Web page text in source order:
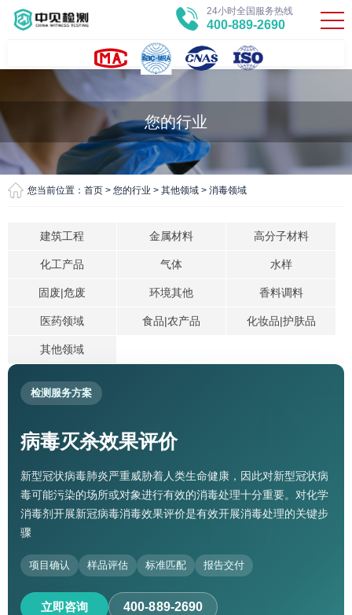
24小时全国服务热线
400-889-2690
您的行业
您当前位置： 首页 > 您的行业 > 其他领域 > 消毒领域
建筑工程 金属材料 高分子材料
化工产品 气体 水样
固废|危废 环境其他 香料调料
医药领域 食品|农产品 化妆品|护肤品
其他领域
检测服务方案
病毒灭杀效果评价
新型冠状病毒肺炎严重威胁着人类生命健康，因此对新型冠状病
毒可能污染的场所或对象进行有效的消毒处理十分重要。对化学
消毒剂开展新冠病毒消毒效果评价是有效开展消毒处理的关键步
骤
项目确认 样品评估 标准匹配 报告交付
立即咨询 400-889-2690